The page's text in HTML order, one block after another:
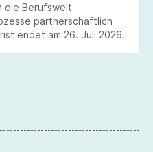
die Berufswelt
partnerschaftlich
endet am 26. Juli 2026.